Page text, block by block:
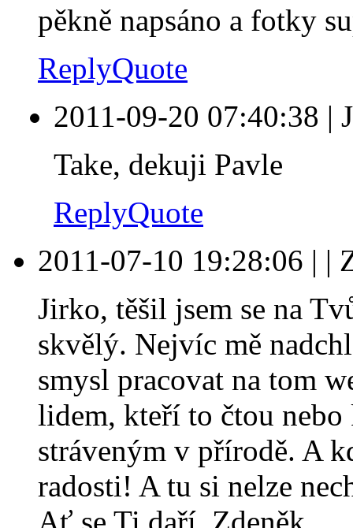
pěkně napsáno a fotky
ReplyQuote
2011-09-20 07:40:38 |
Take, dekuji Pavle
ReplyQuote
2011-07-10 19:28:06 | |
Jirko, těšil jsem se na
skvělý. Nejvíc mě
smysl pracovat na tom
lidem, kteří to čtou
stráveným v přírodě. A
radosti! A tu si nelze